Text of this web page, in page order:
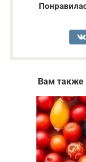
Вам также